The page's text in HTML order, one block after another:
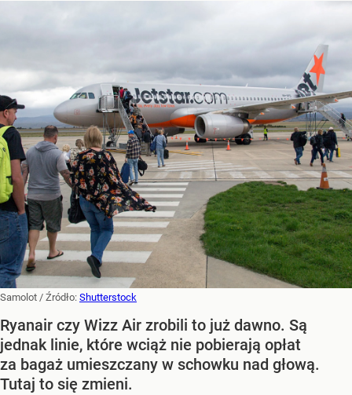
Samolot / Źródło: Shutterstock
Ryanair czy Wizz Air zrobili to już dawno. Są
jednak linie, które wciąż nie pobierają opłat
za bagaż umieszczany w schowku nad głową.
Tutaj to się zmieni.